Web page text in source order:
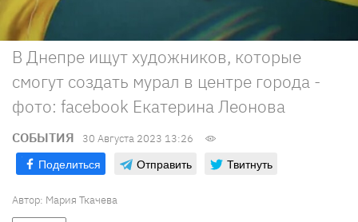
В Днепре ищут художников, которые
смогут создать мурал в центре города -
фото: facebook Екатерина Леонова
СОБЫТИЯ 30 Августа 2023 13:26
Поделиться Отправить Твитнуть
Автор: Мария Ткачева